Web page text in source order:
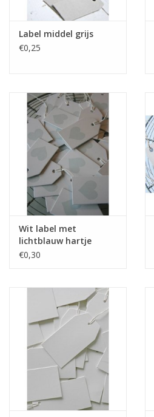
Label middel grijs
€0,25
Wit label met
lichtblauw hartje
€0,30